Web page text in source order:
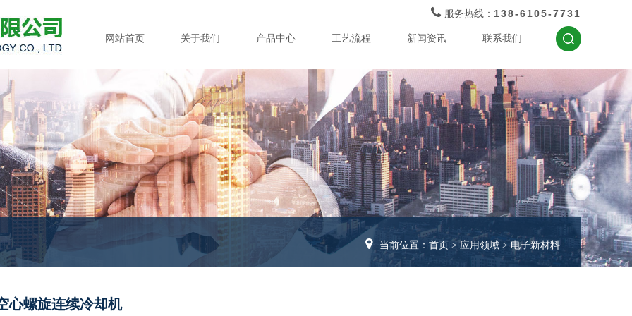
服务热线： 138-6105-7731
网站首页 关于我们 产品中心 工艺流程 新闻资讯 联系我们
当前位置： 首页 >应用领域 > 电子新材料
心螺旋连续冷却机